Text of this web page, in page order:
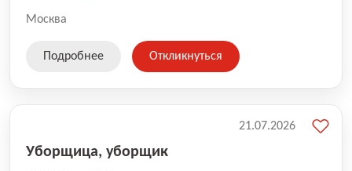
Москва
Подробнее Откликнуться
Уборщица, уборщик
21.07.2026